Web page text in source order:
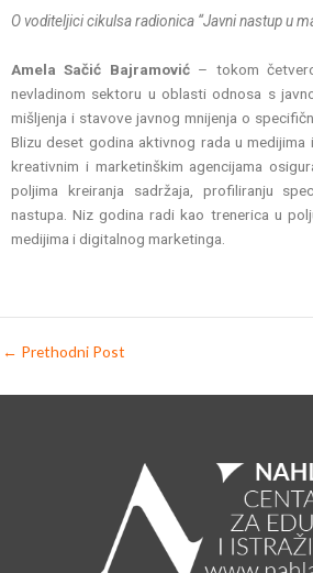
O voditeljici cikulsa radionica “Javni nastup u
Amela Sačić Bajramović – tokom
nevladinom sektoru u oblasti odnosa s
mišljenja i stavove javnog mnijenja o
Blizu deset godina aktivnog rada u medijima
kreativnim i marketinškim agencijama
poljima kreiranja sadržaja, profiliranju
nastupa. Niz godina radi kao trenerica u
medijima i digitalnog marketinga.
← Prethodni Post